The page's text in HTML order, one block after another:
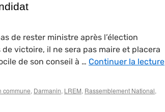
de rester ministre après l’élection
victoire, il ne sera pas maire et placera
de son conseil à … Continuer la lecture
commune, Darmanin, LREM, Rassemblement National,